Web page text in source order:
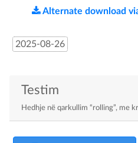
Alternate download
2025-08-26
Testim
Hedhje në qarkullim “rolling”, me